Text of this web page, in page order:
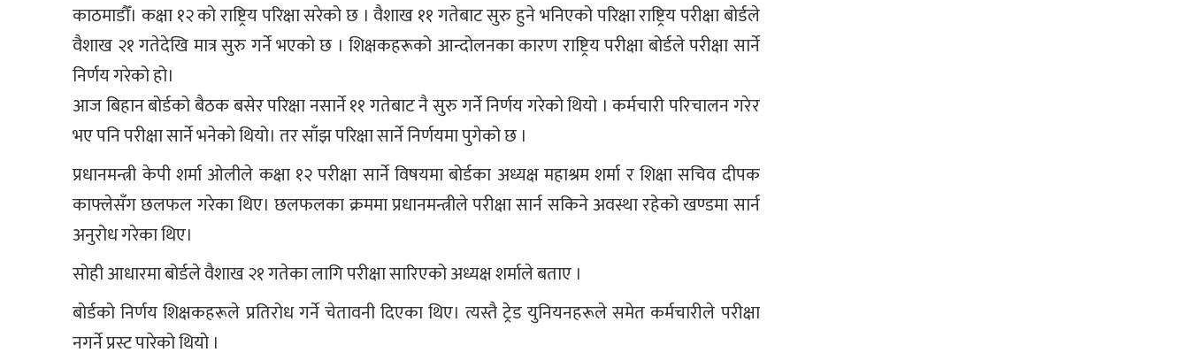
काठमाडौँ। कक्षा १२ को राष्ट्रिय परिक्षा सरेको छ । वैशाख ११ गतेबाट सुरु हुने भनिएको परिक्षा राष्ट्रिय परीक्षा बोर्डले
वैशाख २१ गतेदेखि मात्र सुरु गर्ने भएको छ । शिक्षकहरूको आन्दोलनका कारण राष्ट्रिय परीक्षा बोर्डले परीक्षा सार्ने
निर्णय गरेको हो।
आज बिहान बोर्डको बैठक बसेर परिक्षा नसार्ने ११ गतेबाट नै सुरु गर्ने निर्णय गरेको थियो । कर्मचारी परिचालन गरेर
भए पनि परीक्षा सार्ने भनेको थियो। तर साँझ परिक्षा सार्ने निर्णयमा पुगेको छ ।
प्रधानमन्त्री केपी शर्मा ओलीले कक्षा १२ परीक्षा सार्ने विषयमा बोर्डका अध्यक्ष महाश्रम शर्मा र शिक्षा सचिव दीपक
काफ्लेसँग छलफल गरेका थिए। छलफलका क्रममा प्रधानमन्त्रीले परीक्षा सार्न सकिने अवस्था रहेको खण्डमा सार्न
अनुरोध गरेका थिए।
सोही आधारमा बोर्डले वैशाख २१ गतेका लागि परीक्षा सारिएको अध्यक्ष शर्माले बताए ।
बोर्डको निर्णय शिक्षकहरूले प्रतिरोध गर्ने चेतावनी दिएका थिए। त्यस्तै ट्रेड युनियनहरूले समेत कर्मचारीले परीक्षा
नगर्ने प्रस्ट पारेको थियो ।